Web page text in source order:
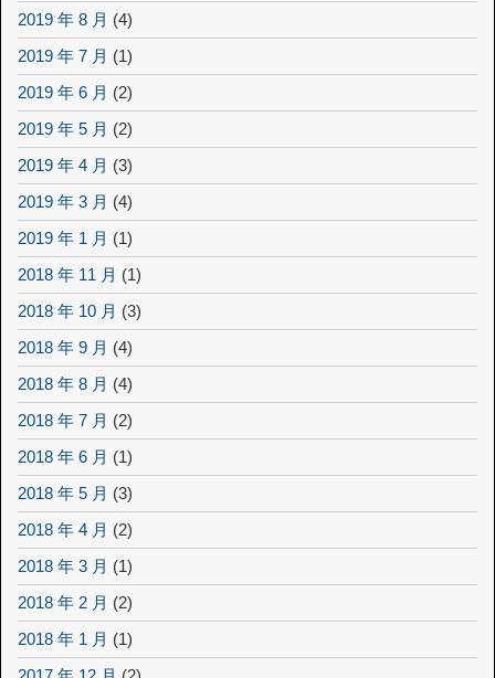
2019 年 8 月 (4)
2019 年 7 月 (1)
2019 年 6 月 (2)
2019 年 5 月 (2)
2019 年 4 月 (3)
2019 年 3 月 (4)
2019 年 1 月 (1)
2018 年 11 月 (1)
2018 年 10 月 (3)
2018 年 9 月 (4)
2018 年 8 月 (4)
2018 年 7 月 (2)
2018 年 6 月 (1)
2018 年 5 月 (3)
2018 年 4 月 (2)
2018 年 3 月 (1)
2018 年 2 月 (2)
2018 年 1 月 (1)